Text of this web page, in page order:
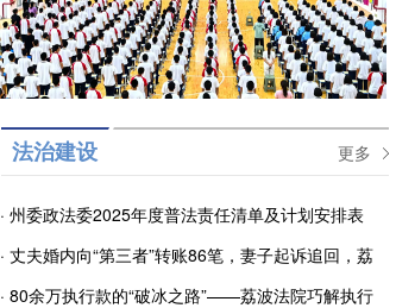
法治建设 更多
· 州委政法委2025年度普法责任清单及计划安排表
· 丈夫婚内向“第三者”转账86笔，妻子起诉追回，荔
波法院这样判！
· 80余万执行款的“破冰之路”——荔波法院巧解执行